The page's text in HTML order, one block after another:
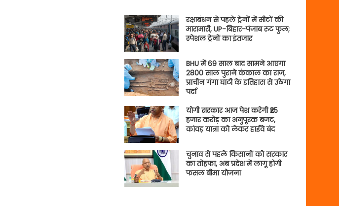
रक्षाबंधन से पहले ट्रेनों में सीटों की
मारामारी, UP-बिहार-पंजाब रूट फुल;
स्पेशल ट्रेनों का इंतजार
BHU में 69 साल बाद सामने आएगा
2800 साल पुराने कंकाल का राज,
प्राचीन गंगा घाटी के इतिहास से उठेगा
पर्दा
योगी सरकार आज पेश करेगी ₹25
हजार करोड़ का अनुपूरक बजट,
कांवड़ यात्रा को लेकर हाईवे बंद
चुनाव से पहले किसानों को सरकार
का तोहफा, अब प्रदेश में लागू होगी
फसल बीमा योजना